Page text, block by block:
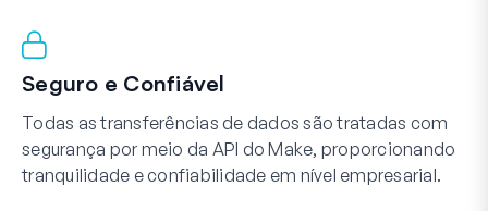
Seguro e Confiável
Todas as transferências de dados são tratadas com
segurança por meio da API do Make, proporcionando
tranquilidade e confiabilidade em nível empresarial.